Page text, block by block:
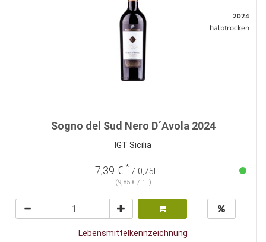
2024
halbtrocken
Sogno del Sud Nero D´Avola 2024
IGT Sicilia
7,39 € * / 0,75l
(9,85 € / 1 l)
Lebensmittelkennzeichnung